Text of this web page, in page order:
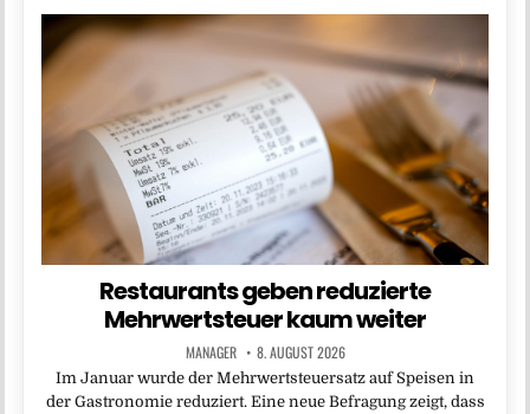
Restaurants geben reduzierte
Mehrwertsteuer kaum weiter
MANAGER 8. AUGUST 2026
Im Januar wurde der Mehrwertsteuersatz auf Speisen in
der Gastronomie reduziert. Eine neue Befragung zeigt, dass